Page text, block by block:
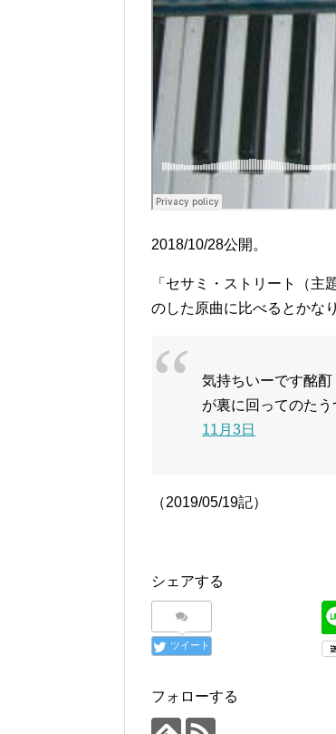
2018/10/28公開。
「セサミ・ストリート（
のした原曲に比べるとかな
気持ちいーです酩
が裏に回ってのたう
11月3日
（2019/05/19記）
シェアする
ツイート
フォローする